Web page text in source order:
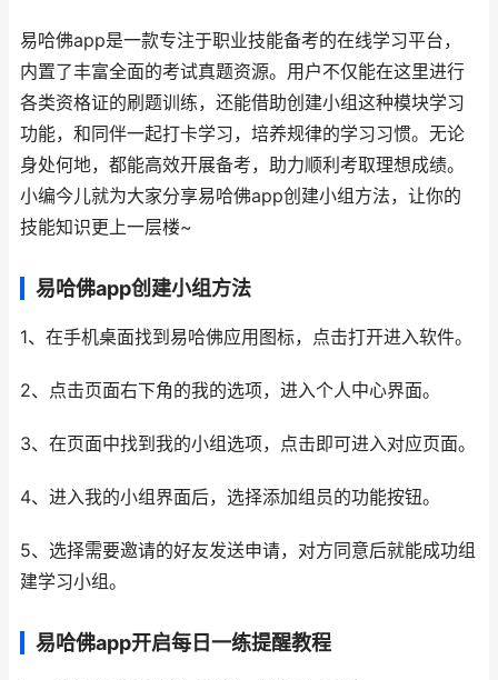
易哈佛app是一款专注于职业技能备考的在线学习平台，
内置了丰富全面的考试真题资源。用户不仅能在这里进行
各类资格证的刷题训练，还能借助创建小组这种模块学习
功能，和同伴一起打卡学习，培养规律的学习习惯。无论
身处何地，都能高效开展备考，助力顺利考取理想成绩。
小编今儿就为大家分享易哈佛app创建小组方法，让你的
技能知识更上一层楼~
易哈佛app创建小组方法
1、在手机桌面找到易哈佛应用图标，点击打开进入软件。
2、点击页面右下角的我的选项，进入个人中心界面。
3、在页面中找到我的小组选项，点击即可进入对应页面。
4、进入我的小组界面后，选择添加组员的功能按钮。
5、选择需要邀请的好友发送申请，对方同意后就能成功组
建学习小组。
易哈佛app开启每日一练提醒教程